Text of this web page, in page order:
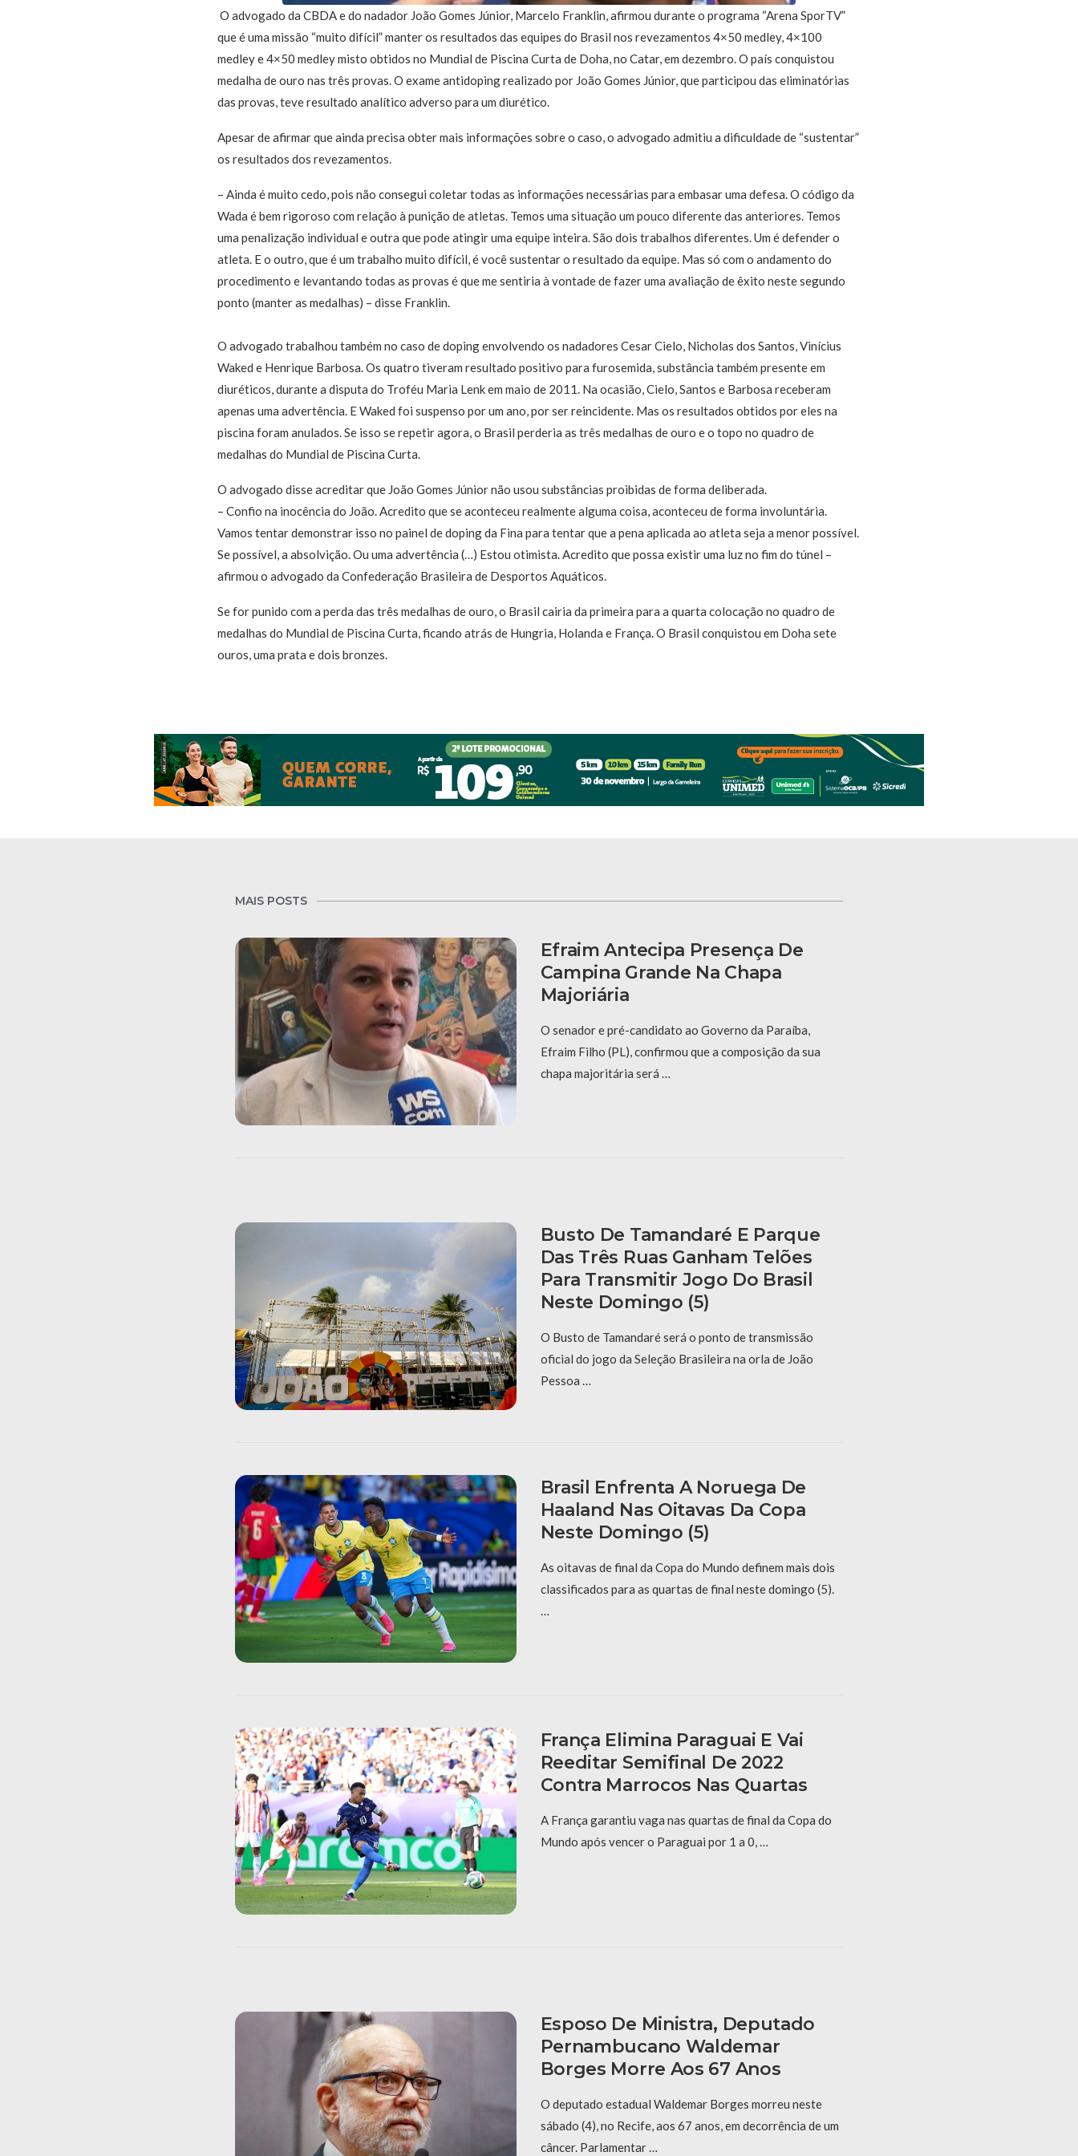
O advogado da CBDA e do nadador João Gomes Júnior, Marcelo Franklin, afirmou durante o programa “Arena SporTV”
que é uma missão “muito difícil” manter os resultados das equipes do Brasil nos revezamentos 4×50 medley, 4×100
medley e 4×50 medley misto obtidos no Mundial de Piscina Curta de Doha, no Catar, em dezembro. O país conquistou
medalha de ouro nas três provas. O exame antidoping realizado por João Gomes Júnior, que participou das eliminatórias
das provas, teve resultado analítico adverso para um diurético.
Apesar de afirmar que ainda precisa obter mais informações sobre o caso, o advogado admitiu a dificuldade de “sustentar”
os resultados dos revezamentos.
– Ainda é muito cedo, pois não consegui coletar todas as informações necessárias para embasar uma defesa. O código da
Wada é bem rigoroso com relação à punição de atletas. Temos uma situação um pouco diferente das anteriores. Temos
uma penalização individual e outra que pode atingir uma equipe inteira. São dois trabalhos diferentes. Um é defender o
atleta. E o outro, que é um trabalho muito difícil, é você sustentar o resultado da equipe. Mas só com o andamento do
procedimento e levantando todas as provas é que me sentiria à vontade de fazer uma avaliação de êxito neste segundo
ponto (manter as medalhas) – disse Franklin.
O advogado trabalhou também no caso de doping envolvendo os nadadores Cesar Cielo, Nicholas dos Santos, Vinícius
Waked e Henrique Barbosa. Os quatro tiveram resultado positivo para furosemida, substância também presente em
diuréticos, durante a disputa do Troféu Maria Lenk em maio de 2011. Na ocasião, Cielo, Santos e Barbosa receberam
apenas uma advertência. E Waked foi suspenso por um ano, por ser reincidente. Mas os resultados obtidos por eles na
piscina foram anulados. Se isso se repetir agora, o Brasil perderia as três medalhas de ouro e o topo no quadro de
medalhas do Mundial de Piscina Curta.
O advogado disse acreditar que João Gomes Júnior não usou substâncias proibidas de forma deliberada.
– Confio na inocência do João. Acredito que se aconteceu realmente alguma coisa, aconteceu de forma involuntária.
Vamos tentar demonstrar isso no painel de doping da Fina para tentar que a pena aplicada ao atleta seja a menor possível.
Se possível, a absolvição. Ou uma advertência (…) Estou otimista. Acredito que possa existir uma luz no fim do túnel –
afirmou o advogado da Confederação Brasileira de Desportos Aquáticos.
Se for punido com a perda das três medalhas de ouro, o Brasil cairia da primeira para a quarta colocação no quadro de
medalhas do Mundial de Piscina Curta, ficando atrás de Hungria, Holanda e França. O Brasil conquistou em Doha sete
ouros, uma prata e dois bronzes.
MAIS POSTS
Efraim Antecipa Presença De
Campina Grande Na Chapa
Majoriária
O senador e pré-candidato ao Governo da Paraíba,
Efraim Filho (PL), confirmou que a composição da sua
chapa majoritária será …
Busto De Tamandaré E Parque
Das Três Ruas Ganham Telões
Para Transmitir Jogo Do Brasil
Neste Domingo (5)
O Busto de Tamandaré será o ponto de transmissão
oficial do jogo da Seleção Brasileira na orla de João
Pessoa …
Brasil Enfrenta A Noruega De
Haaland Nas Oitavas Da Copa
Neste Domingo (5)
As oitavas de final da Copa do Mundo definem mais dois
classificados para as quartas de final neste domingo (5).
…
França Elimina Paraguai E Vai
Reeditar Semifinal De 2022
Contra Marrocos Nas Quartas
A França garantiu vaga nas quartas de final da Copa do
Mundo após vencer o Paraguai por 1 a 0, …
Esposo De Ministra, Deputado
Pernambucano Waldemar
Borges Morre Aos 67 Anos
O deputado estadual Waldemar Borges morreu neste
sábado (4), no Recife, aos 67 anos, em decorrência de um
câncer. Parlamentar …